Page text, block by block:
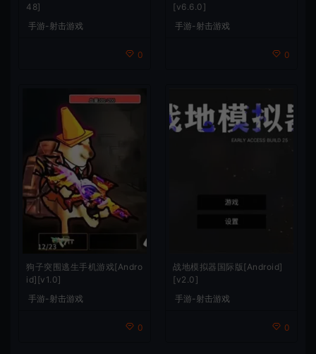
48]
手游-射击游戏
0
[v6.6.0]
手游-射击游戏
0
狗子突围逃生手机游戏[Andro
id][v1.0]
手游-射击游戏
0
战地模拟器国际版[Android]
[v2.0]
手游-射击游戏
0